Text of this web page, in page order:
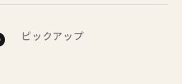
ピックアップ